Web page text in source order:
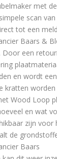
met
scan
tot een
Baars &
Door een
en wordt
kratten
Wood Loop
en wat
zijn voor
de
Baars